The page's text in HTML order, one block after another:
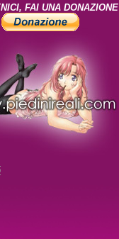
FAI UNA DONAZIONE